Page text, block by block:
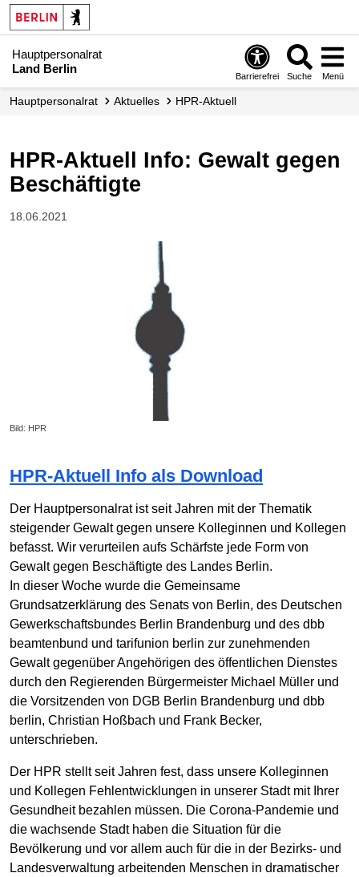
Hauptpersonalrat
Land Berlin
Barrierefrei Suche Menü
Hauptpersonalrat Aktuelles HPR-Aktuell
HPR-Aktuell Info: Gewalt gegen
Beschäftigte
18.06.2021
Bild: HPR
HPR-Aktuell Info als Download
Der Hauptpersonalrat ist seit Jahren mit der Thematik
steigender Gewalt gegen unsere Kolleginnen und Kollegen
befasst. Wir verurteilen aufs Schärfste jede Form von
Gewalt gegen Beschäftigte des Landes Berlin.
In dieser Woche wurde die Gemeinsame
Grundsatzerklärung des Senats von Berlin, des Deutschen
Gewerkschaftsbundes Berlin Brandenburg und des dbb
beamtenbund und tarifunion berlin zur zunehmenden
Gewalt gegenüber Angehörigen des öffentlichen Dienstes
durch den Regierenden Bürgermeister Michael Müller und
die Vorsitzenden von DGB Berlin Brandenburg und dbb
berlin, Christian Hoßbach und Frank Becker,
unterschrieben.
Der HPR stellt seit Jahren fest, dass unsere Kolleginnen
und Kollegen Fehlentwicklungen in unserer Stadt mit Ihrer
Gesundheit bezahlen müssen. Die Corona-Pandemie und
die wachsende Stadt haben die Situation für die
Bevölkerung und vor allem auch für die in der Bezirks- und
Landesverwaltung arbeitenden Menschen in dramatischer